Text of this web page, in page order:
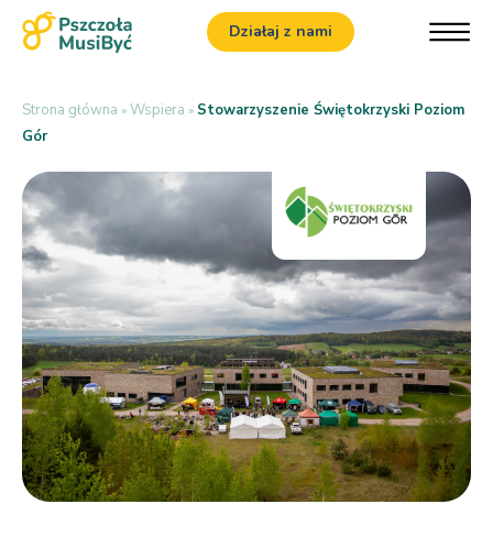
Działaj z nami
Strona główna » Wspiera » Stowarzyszenie Świętokrzyski Poziom
Gór